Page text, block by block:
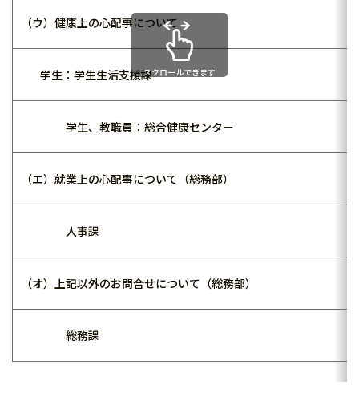
（ウ）健康上の心配事について
学生：学生生活支援課
学生、教職員：総合健康センター
（エ）就業上の心配事について（総務部）
人事課
（オ）上記以外のお問合せについて（総務部）
総務課
スクロールできます